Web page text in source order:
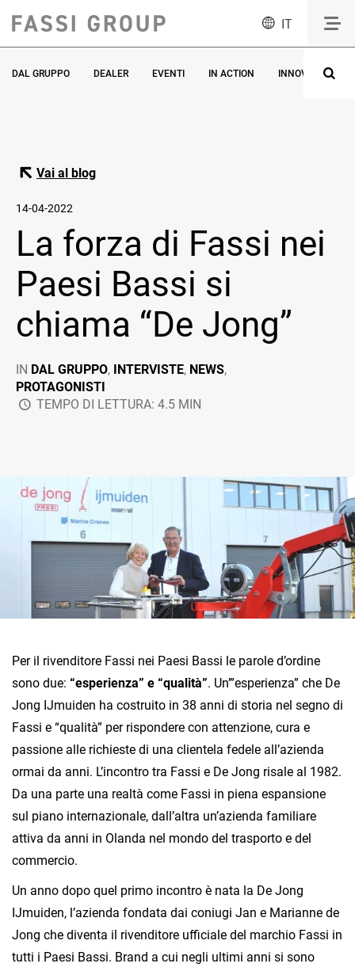
IT
DAL GRUPPO DEALER EVENTI IN ACTION INNOVAZIONE
Vai al blog
14-04-2022
La forza di Fassi nei
Paesi Bassi si
chiama “De Jong”
IN DAL GRUPPO, INTERVISTE, NEWS,
PROTAGONISTI
TEMPO DI LETTURA: 4.5 MIN
Per il rivenditore Fassi nei Paesi Bassi le parole d’ordine
sono due: “esperienza” e “qualità”. Un’”esperienza” che De
Jong IJmuiden ha costruito in 38 anni di storia nel segno di
Fassi e “qualità” per rispondere con attenzione, cura e
passione alle richieste di una clientela fedele all’azienda
ormai da anni. L’incontro tra Fassi e De Jong risale al 1982.
Da una parte una realtà come Fassi in piena espansione
sul piano internazionale, dall’altra un’azienda familiare
attiva da anni in Olanda nel mondo del trasporto e del
commercio.
Un anno dopo quel primo incontro è nata la De Jong
IJmuiden, l’azienda fondata dai coniugi Jan e Marianne de
Jong che diventa il rivenditore ufficiale del marchio Fassi in
tutti i Paesi Bassi. Brand a cui negli ultimi anni si sono